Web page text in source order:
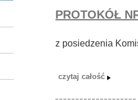
PROTOKÓŁ
z posiedzenia